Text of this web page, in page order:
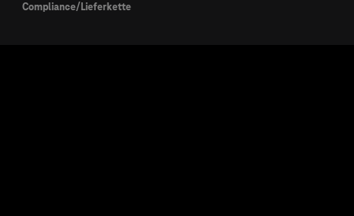
Compliance/Lieferkette